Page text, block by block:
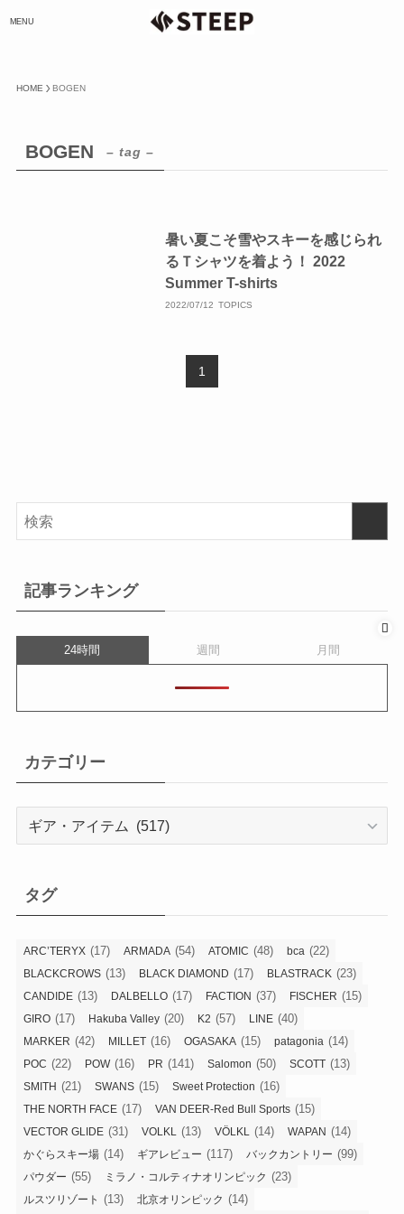
MENU
HOME BOGEN
BOGEN – tag –
暑い夏こそ雪やスキーを感じられ
るＴシャツを着よう！ 2022
Summer T-shirts
2022/07/12 TOPICS
1
記事ランキング
24時間 週間 月間
カテゴリー
ー
タグ
ARC’TERYX (17) ARMADA (54) ATOMIC (48) bca (22)
BLACKCROWS (13) BLACK DIAMOND (17) BLASTRACK (23)
CANDIDE (13) DALBELLO (17) FACTION (37) FISCHER (15)
GIRO (17) Hakuba Valley (20) K2 (57) LINE (40)
MARKER (42) MILLET (16) OGASAKA (15) patagonia (14)
POC (22) POW(16) PR (141) Salomon (50) SCOTT (13)
SMITH (21) SWANS (15) Sweet Protection (16)
THE NORTH FACE (17) VAN DEER-Red Bull Sports (15)
VECTOR GLIDE (31) VOLKL (13) VÖLKL (14) WAPAN (14)
かぐらスキー場 (14) ギアレビュー (117) バックカントリー (99)
パウダー (55) ミラノ・コルティナオリンピック (23)
ルスツリゾート (13) 北京オリンピック (14)